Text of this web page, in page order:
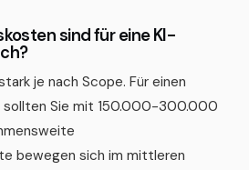
sind für eine KI-
je nach Scope. Für einen
sollten Sie mit 150.000-300.000
bewegen sich im mittleren